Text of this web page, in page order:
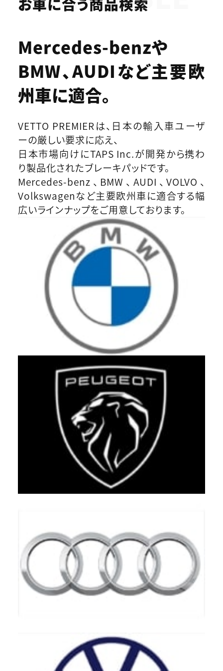
Mercedes-benzや
BMW、AUDIなど主要欧
州車に適合。
VETTO PREMIERは、日本の輸入車ユーザ
ーの厳しい要求に応え、
日本市場向けにTAPS Inc.が開発から携わ
り製品化されたブレーキパッドです。
Mercedes-benz、BMW、AUDI、VOLVO、
Volkswagenなど主要欧州車に適合する幅
広いラインナップをご用意しております。